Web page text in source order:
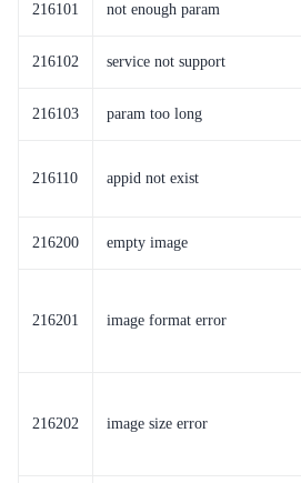
216101 not enough param
216102 service not support
216103 param too long
216110 appid not exist
216200 empty image
216201 image format error
216202 image size error